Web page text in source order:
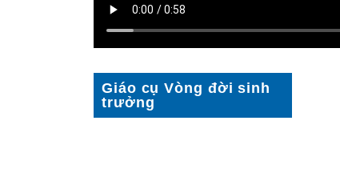
Giáo cụ Vòng đời sinh
trưởng